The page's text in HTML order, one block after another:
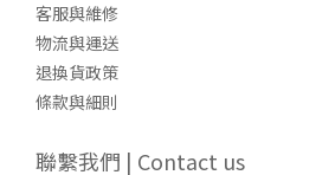
客服與維修
物流與運送
退換貨政策
條款與細則
聯繫我們 | Contact us